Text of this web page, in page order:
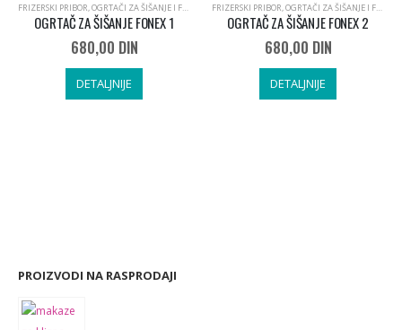
FRIZERSKI PRIBOR OGRTAČI ZA ŠIŠANJE I FARBANJE I KECELJE ZA FRIZERE
OGRTAČ ZA ŠIŠANJE FONEX 1
680,00 DIN
DETALJNIJE
FRIZERSKI PRIBOR OGRTAČI ZA ŠIŠANJE I FARBANJE I KECELJE ZA FRIZERE
OGRTAČ ZA ŠIŠANJE FONEX 2
680,00 DIN
DETALJNIJE
PROIZVODI NA RASPRODAJI